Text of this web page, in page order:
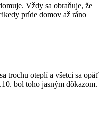
Vždy sa obraňuje, že
príde domov až ráno
trochu oteplí a všetci sa opäť
bol toho jasným dôkazom.